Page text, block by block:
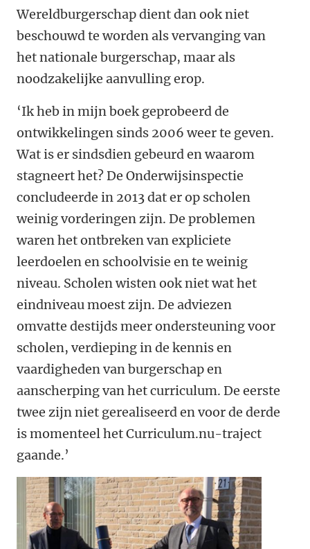
Wereldburgerschap dient dan ook niet
beschouwd te worden als vervanging van
het nationale burgerschap, maar als
noodzakelijke aanvulling erop.
‘Ik heb in mijn boek geprobeerd de
ontwikkelingen sinds 2006 weer te geven.
Wat is er sindsdien gebeurd en waarom
stagneert het? De Onderwijsinspectie
concludeerde in 2013 dat er op scholen
weinig vorderingen zijn. De problemen
waren het ontbreken van expliciete
leerdoelen en schoolvisie en te weinig
niveau. Scholen wisten ook niet wat het
eindniveau moest zijn. De adviezen
omvatte destijds meer ondersteuning voor
scholen, verdieping in de kennis en
vaardigheden van burgerschap en
aanscherping van het curriculum. De eerste
twee zijn niet gerealiseerd en voor de derde
is momenteel het Curriculum.nu-traject
gaande.’